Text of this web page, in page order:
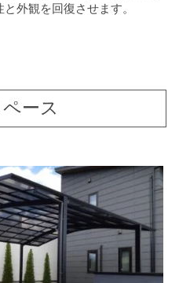
外観を回復させます。
ース